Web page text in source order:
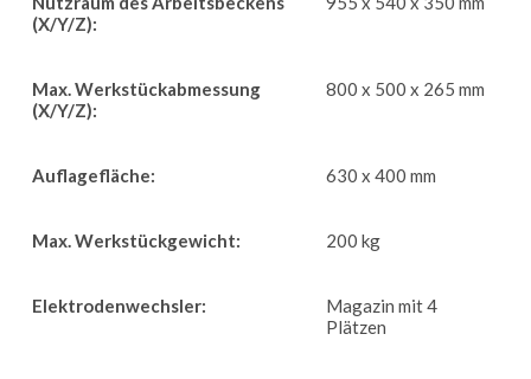
(X/Y/Z):
Max. Werkstückabmessung
(X/Y/Z):
800 x 500 x 265 mm
Auflagefläche: 630 x 400 mm
Max. Werkstückgewicht: 200 kg
Elektrodenwechsler:
Magazin mit 4
Plätzen